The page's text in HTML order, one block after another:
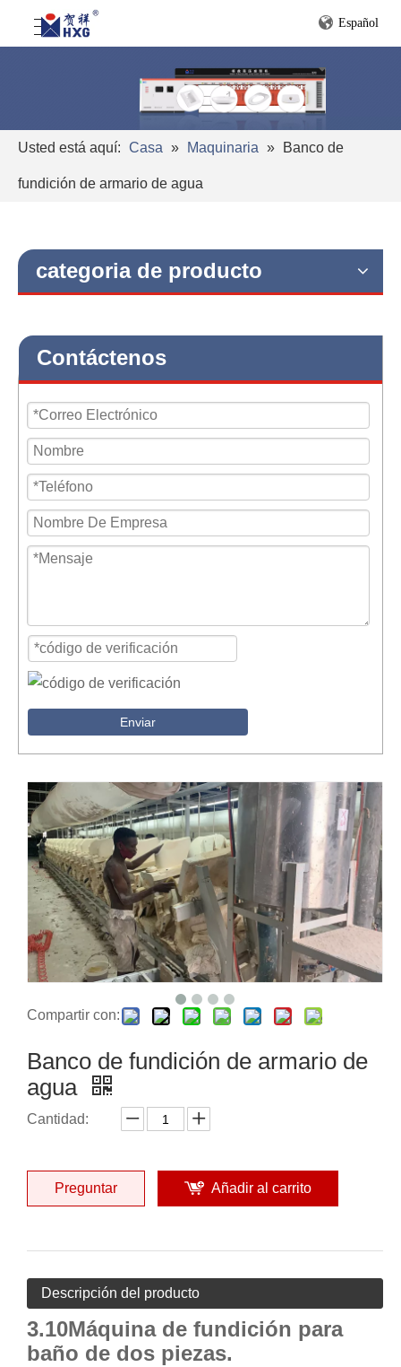
Español
Usted está aquí: Casa » Maquinaria » Banco de
fundición de armario de agua
categoria de producto
Contáctenos
Enviar
Compartir con:
Banco de fundición de armario de
agua
Cantidad:
Preguntar Añadir al carrito
Descripción del producto
3.10Máquina de fundición para
baño de dos piezas.